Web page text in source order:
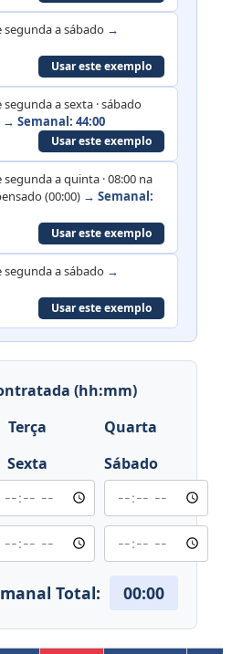
segunda a sábado →
Usar este exemplo
segunda a sexta · sábado
→ Semanal: 44:00
Usar este exemplo
segunda a quinta · 08:00 na
(00:00) → Semanal:
Usar este exemplo
segunda a sábado →
Usar este exemplo
(hh:mm)
Terça
Quarta
Sexta Sábado
Total: 00:00